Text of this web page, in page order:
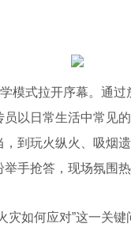
式拉开序幕。通过
以日常生活中常见
到玩火纵火、吸烟
手抢答，现场氛围
如何应对”这一关键